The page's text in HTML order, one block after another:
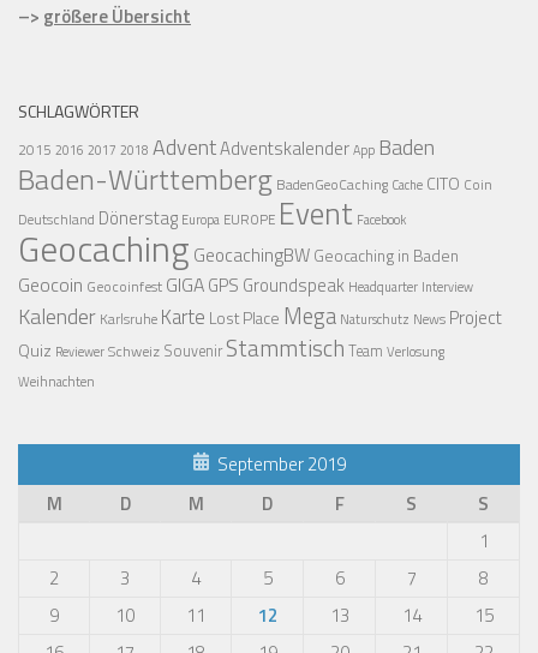
–> größere Übersicht
SCHLAGWÖRTER
2015 2016 2017 2018 AdventAdventskalenderApp Baden
Baden-Württemberg BadenGeoCaching Cache CITO Coin
Deutschland Dönerstag Europa EUROPE Event Facebook
Geocaching GeocachingBW Geocaching in Baden
Geocoin Geocoinfest GIGAGPS Groundspeak Headquarter Interview
Kalender Karlsruhe Karte Lost Place Mega Naturschutz News Project
Quiz ReviewerSchweiz Souvenir Stammtisch Team Verlosung
Weihnachten
September 2019
M
D M D F S
S
1
2
3 4 5 6 7
8
9
10 11 12 13 14
15